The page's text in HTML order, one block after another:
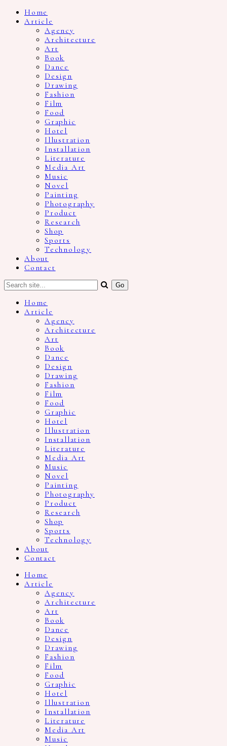
Home
Article
Agency
Architecture
Art
Book
Dance
Design
Drawing
Fashion
Film
Food
Graphic
Hotel
Illustration
Installation
Literature
Media Art
Music
Novel
Painting
Photography
Product
Research
Shop
Sports
Technology
About
Contact
Home
Article
Agency
Architecture
Art
Book
Dance
Design
Drawing
Fashion
Film
Food
Graphic
Hotel
Illustration
Installation
Literature
Media Art
Music
Novel
Painting
Photography
Product
Research
Shop
Sports
Technology
About
Contact
Home
Article
Agency
Architecture
Art
Book
Dance
Design
Drawing
Fashion
Film
Food
Graphic
Hotel
Illustration
Installation
Literature
Media Art
Music